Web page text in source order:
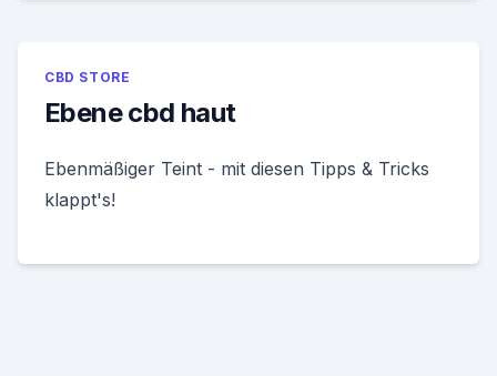
CBD STORE
Ebene cbd haut
Ebenmäßiger Teint - mit diesen Tipps & Tricks
klappt's!